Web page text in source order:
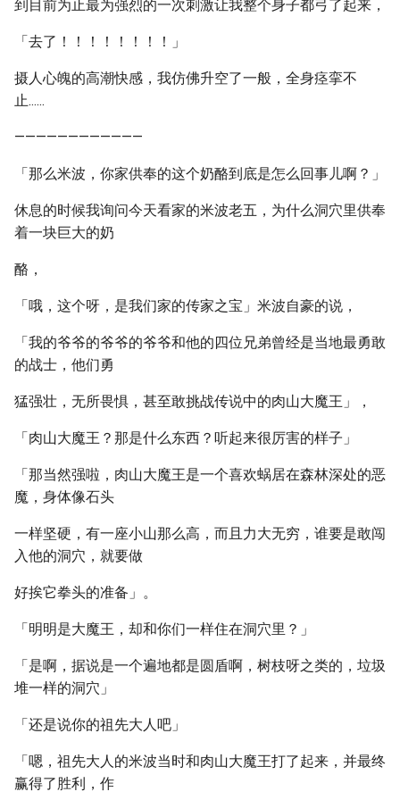
到目前为止最为强烈的一次刺激让我整个身子都弓了起来，
「去了！！！！！！！！」
摄人心魄的高潮快感，我仿佛升空了一般，全身痉挛不
止......
————————————
「那么米波，你家供奉的这个奶酪到底是怎么回事儿啊？」
休息的时候我询问今天看家的米波老五，为什么洞穴里供奉
着一块巨大的奶
酪，
「哦，这个呀，是我们家的传家之宝」米波自豪的说，
「我的爷爷的爷爷的爷爷和他的四位兄弟曾经是当地最勇敢
的战士，他们勇
猛强壮，无所畏惧，甚至敢挑战传说中的肉山大魔王」，
「肉山大魔王？那是什么东西？听起来很厉害的样子」
「那当然强啦，肉山大魔王是一个喜欢蜗居在森林深处的恶
魔，身体像石头
一样坚硬，有一座小山那么高，而且力大无穷，谁要是敢闯
入他的洞穴，就要做
好挨它拳头的准备」。
「明明是大魔王，却和你们一样住在洞穴里？」
「是啊，据说是一个遍地都是圆盾啊，树枝呀之类的，垃圾
堆一样的洞穴」
「还是说你的祖先大人吧」
「嗯，祖先大人的米波当时和肉山大魔王打了起来，并最终
赢得了胜利，作